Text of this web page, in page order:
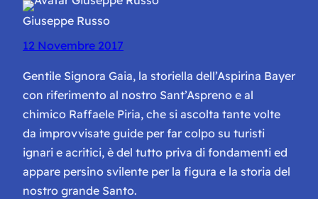
Giuseppe Russo
12 Novembre 2017
Gentile Signora Gaia, la storiella dell’Aspirina Bayer
con riferimento al nostro Sant’Aspreno e al
chimico Raffaele Piria, che si ascolta tante volte
da improvvisate guide per far colpo su turisti
ignari e acritici, è del tutto priva di fondamenti ed
appare persino svilente per la figura e la storia del
nostro grande Santo.